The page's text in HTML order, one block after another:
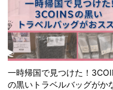
一時帰国で見つけた！
の黒いトラベルバッグがか